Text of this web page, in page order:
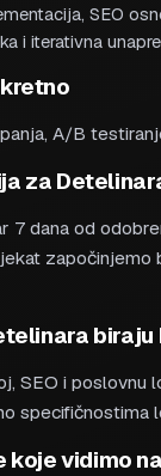
SEO
i iterativna
A/B
za
7 dana od
biraju
SEO i poslovnu
specifičnostima
koje vidimo